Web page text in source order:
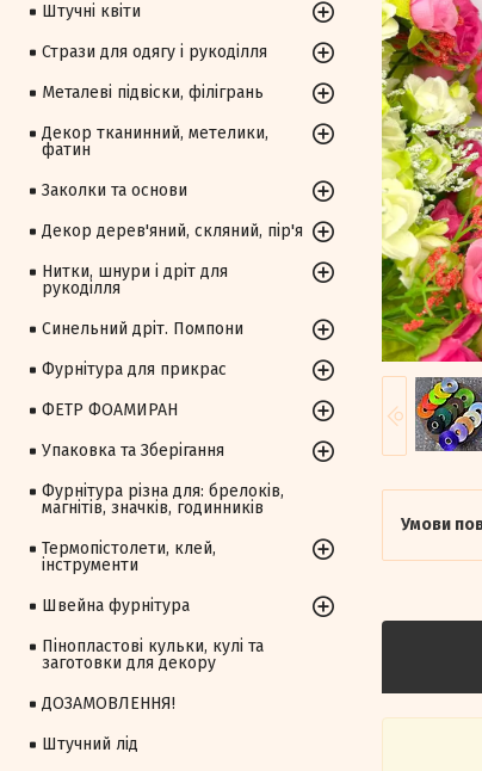
Штучні квіти
Стрази для одягу і рукоділля
Металеві підвіски, філігрань
Декор тканинний, метелики,
фатин
Заколки та основи
Декор дерев'яний, скляний, пір'я
Нитки, шнури і дріт для
рукоділля
Синельний дріт. Помпони
Фурнітура для прикрас
ФЕТР ФОАМИРАН
Упаковка та Зберігання
Фурнітура різна для: брелоків,
магнітів, значків, годинників
Термопістолети, клей,
інструменти
Швейна фурнітура
Пінопластові кульки, кулі та
заготовки для декору
ДОЗАМОВЛЕННЯ!
Штучний лід